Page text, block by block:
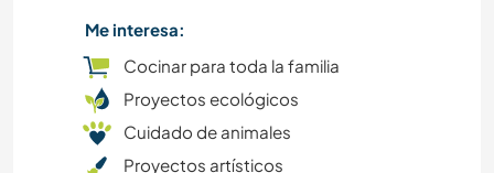
JARDINERÍA
NATURALEZA
Me interesa:
Cocinar para toda la familia
Proyectos ecológicos
Cuidado de animales
Proyectos artísticos